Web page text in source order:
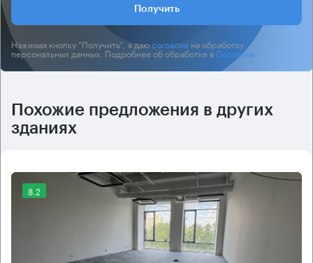
Получить
Нажимая кнопку “Получить”, я даюсогласие на обработку
персональных данных. Подробнее об обработке вПолитике
Похожие предложения в других
зданиях
8.2